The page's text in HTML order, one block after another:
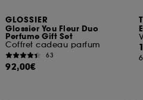
GLOSSIER
Glossier You Fleur Duo
Perfume Gift Set
Coffret cadeau parfum
63
92,00€